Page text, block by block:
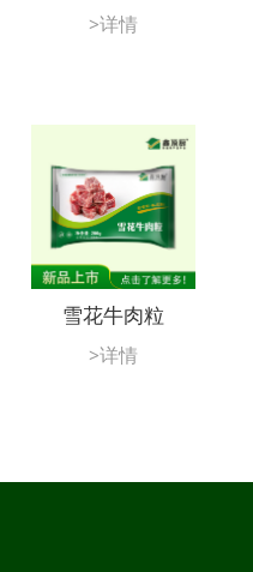
>详情
雪花牛肉粒
>详情